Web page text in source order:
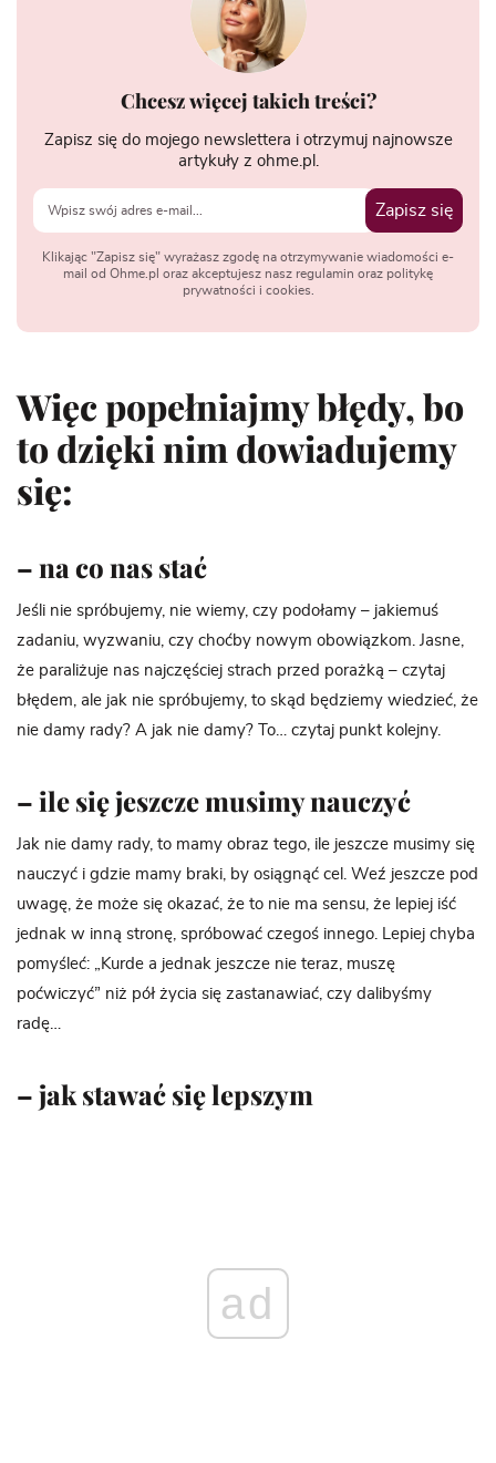
Chcesz więcej takich treści?
Zapisz się do mojego newslettera i otrzymuj najnowsze
artykuły z ohme.pl.
Zapisz się
Klikając "Zapisz się" wyrażasz zgodę na otrzymywanie wiadomości e-
mail od Ohme.pl oraz akceptujesz nasz regulamin oraz politykę
prywatności i cookies.
Więc popełniajmy błędy, bo
to dzięki nim dowiadujemy
się:
– na co nas stać
Jeśli nie spróbujemy, nie wiemy, czy podołamy – jakiemuś
zadaniu, wyzwaniu, czy choćby nowym obowiązkom. Jasne,
że paraliżuje nas najczęściej strach przed porażką – czytaj
błędem, ale jak nie spróbujemy, to skąd będziemy wiedzieć, że
nie damy rady? A jak nie damy? To… czytaj punkt kolejny.
– ile się jeszcze musimy nauczyć
Jak nie damy rady, to mamy obraz tego, ile jeszcze musimy się
nauczyć i gdzie mamy braki, by osiągnąć cel. Weź jeszcze pod
uwagę, że może się okazać, że to nie ma sensu, że lepiej iść
jednak w inną stronę, spróbować czegoś innego. Lepiej chyba
pomyśleć: „Kurde a jednak jeszcze nie teraz, muszę
poćwiczyć” niż pół życia się zastanawiać, czy dalibyśmy
radę…
– jak stawać się lepszym
ad